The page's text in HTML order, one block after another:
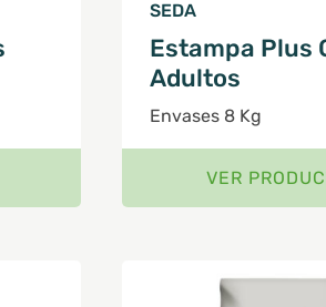
SEDA
Estampa Plus
Adultos
Envases 8 Kg
VER